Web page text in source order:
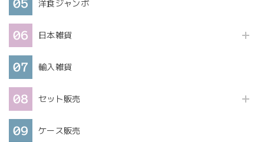
洋食ジャンボ
日本雑貨
輸入雑貨
セット販売
ケース販売